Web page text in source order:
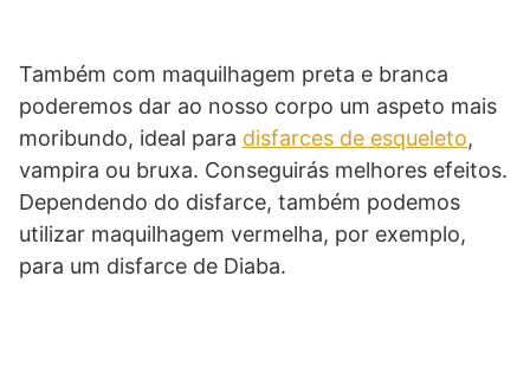
Também com maquilhagem preta e branca
poderemos dar ao nosso corpo um aspeto mais
moribundo, ideal para disfarces de esqueleto,
vampira ou bruxa. Conseguirás melhores efeitos.
Dependendo do disfarce, também podemos
utilizar maquilhagem vermelha, por exemplo,
para um disfarce de Diaba.